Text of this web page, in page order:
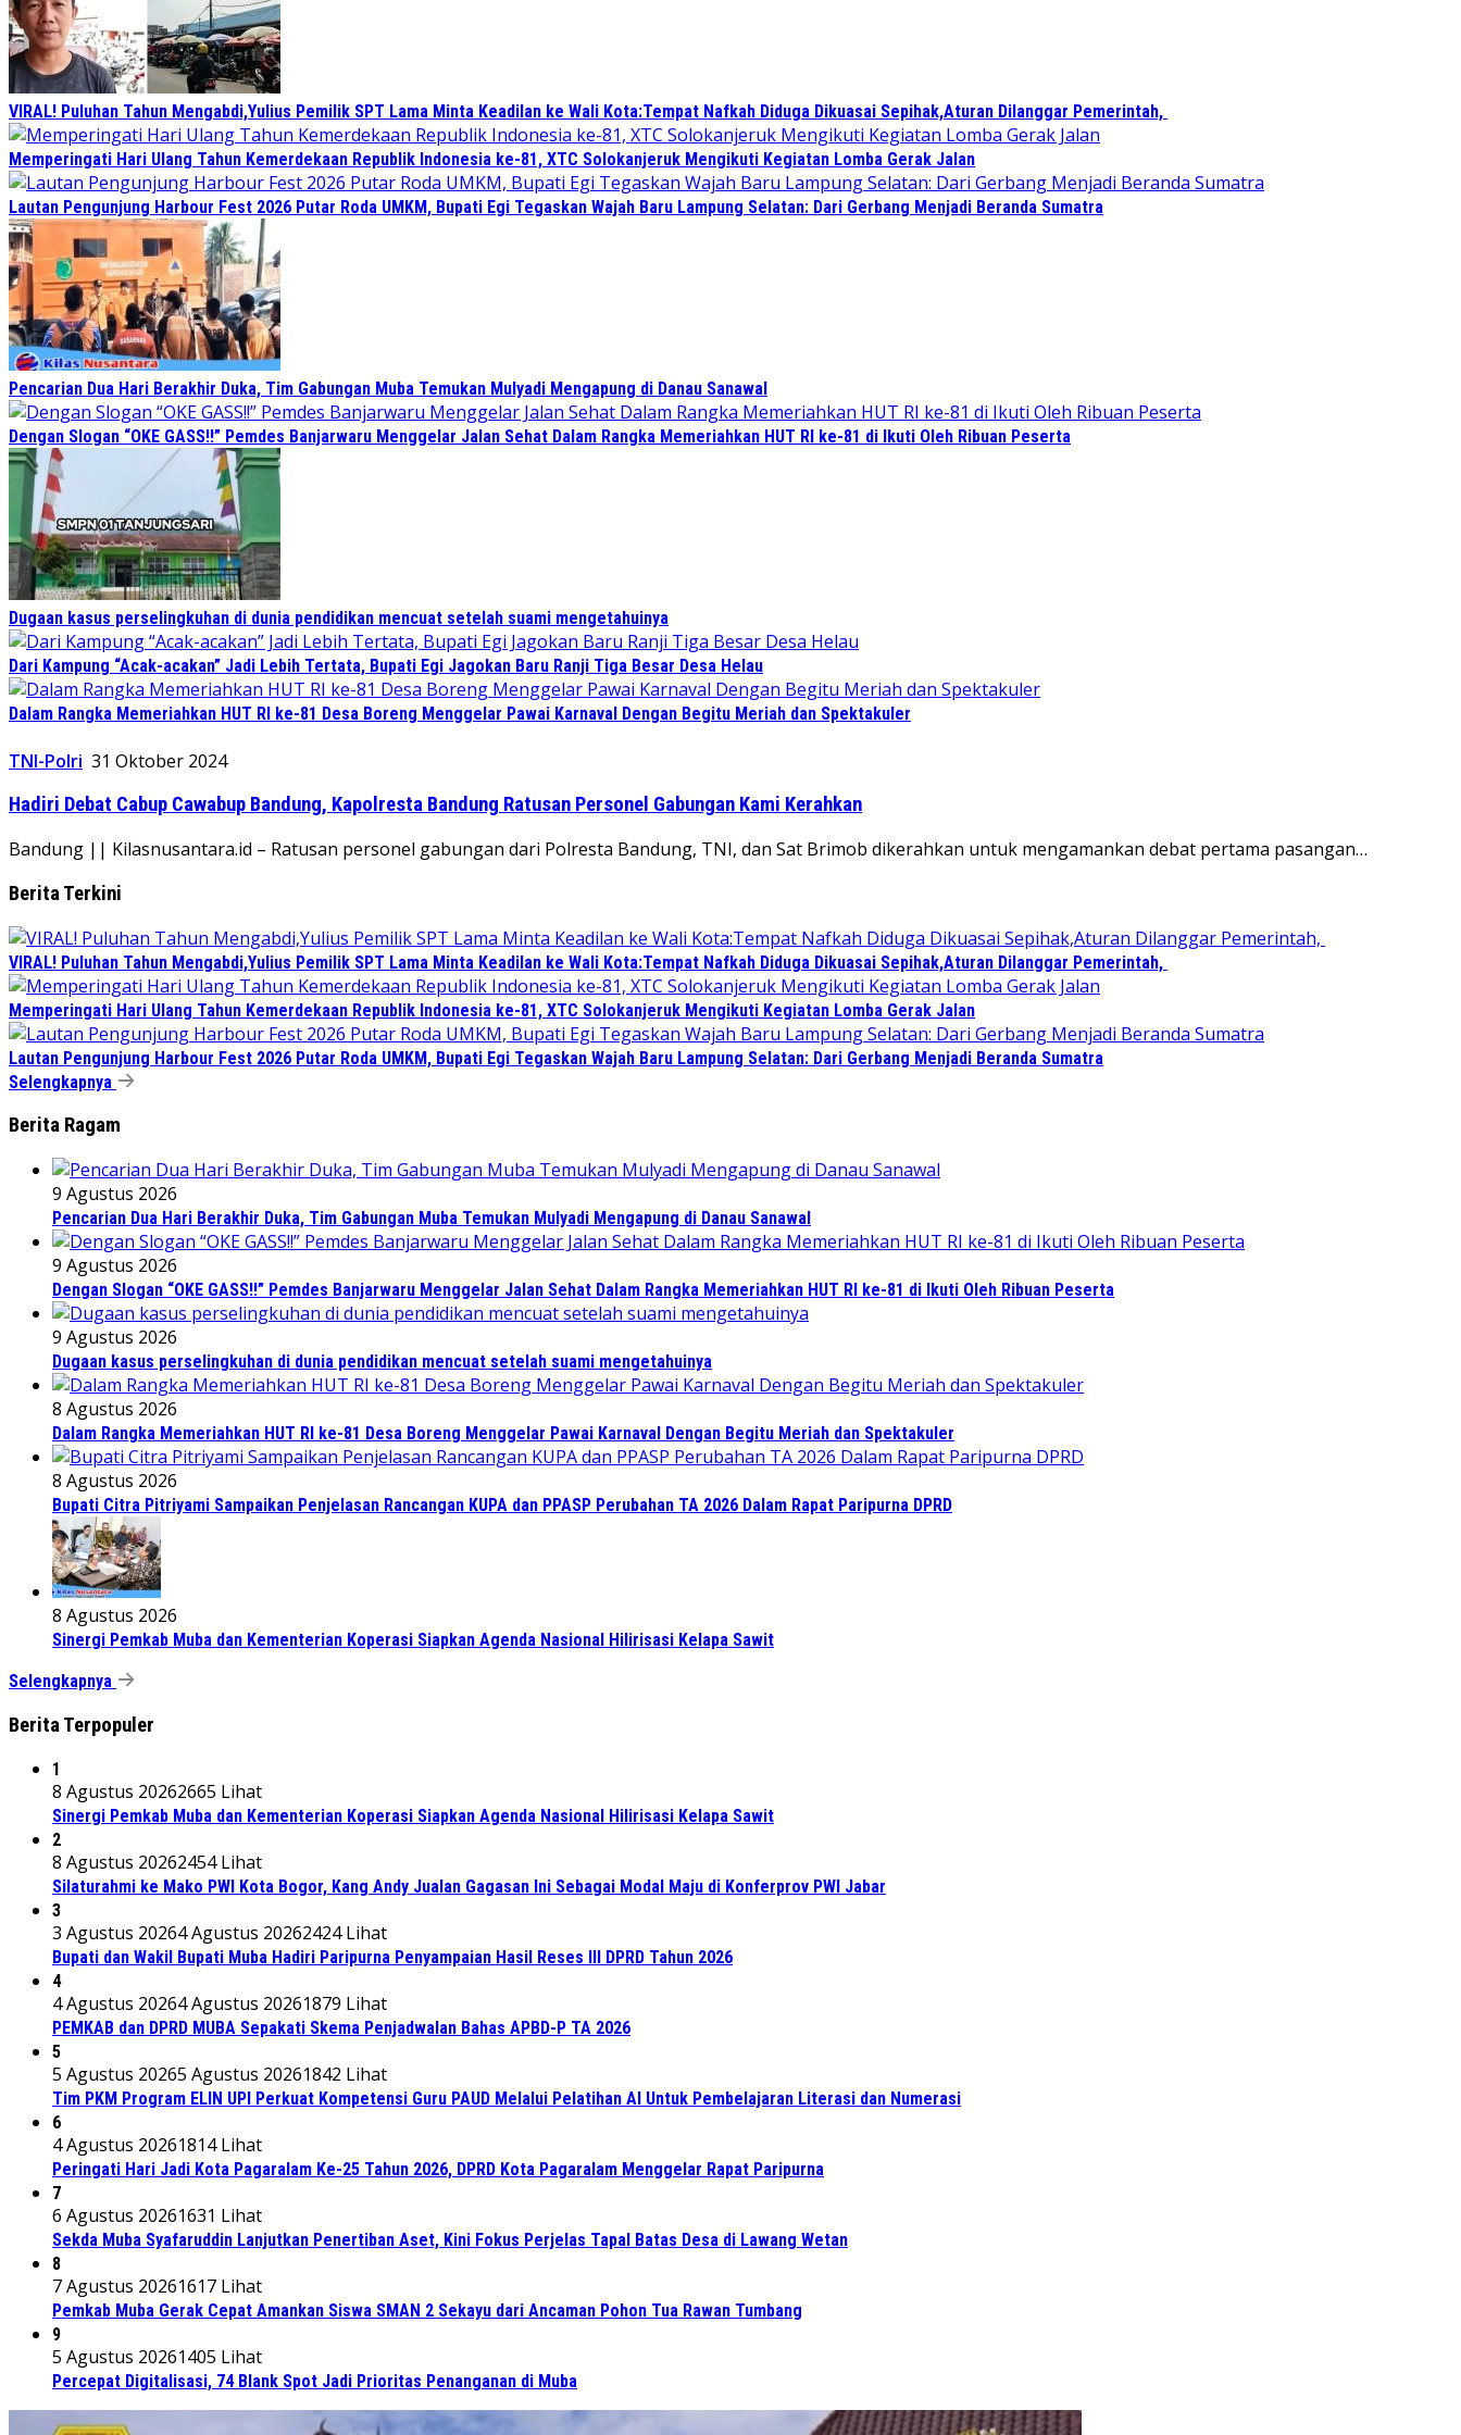
VIRAL! Puluhan Tahun Mengabdi,Yulius Pemilik SPT Lama Minta Keadilan ke Wali Kota:Tempat Nafkah Diduga Dikuasai Sepihak,Aturan Dilanggar Pemerintah,
Memperingati Hari Ulang Tahun Kemerdekaan Republik Indonesia ke-81, XTC Solokanjeruk Mengikuti Kegiatan Lomba Gerak Jalan
Lautan Pengunjung Harbour Fest 2026 Putar Roda UMKM, Bupati Egi Tegaskan Wajah Baru Lampung Selatan: Dari Gerbang Menjadi Beranda Sumatra
Pencarian Dua Hari Berakhir Duka, Tim Gabungan Muba Temukan Mulyadi Mengapung di Danau Sanawal
Dengan Slogan “OKE GASS!!” Pemdes Banjarwaru Menggelar Jalan Sehat Dalam Rangka Memeriahkan HUT RI ke-81 di Ikuti Oleh Ribuan Peserta
Dugaan kasus perselingkuhan di dunia pendidikan mencuat setelah suami mengetahuinya
Dari Kampung “Acak-acakan” Jadi Lebih Tertata, Bupati Egi Jagokan Baru Ranji Tiga Besar Desa Helau
Dalam Rangka Memeriahkan HUT RI ke-81 Desa Boreng Menggelar Pawai Karnaval Dengan Begitu Meriah dan Spektakuler
TNI-Polri 31 Oktober 2024
Hadiri Debat Cabup Cawabup Bandung, Kapolresta Bandung Ratusan Personel Gabungan Kami Kerahkan
Bandung || Kilasnusantara.id – Ratusan personel gabungan dari Polresta Bandung, TNI, dan Sat Brimob dikerahkan untuk mengamankan debat pertama pasangan…
Berita Terkini
VIRAL! Puluhan Tahun Mengabdi,Yulius Pemilik SPT Lama Minta Keadilan ke Wali Kota:Tempat Nafkah Diduga Dikuasai Sepihak,Aturan Dilanggar Pemerintah,
Memperingati Hari Ulang Tahun Kemerdekaan Republik Indonesia ke-81, XTC Solokanjeruk Mengikuti Kegiatan Lomba Gerak Jalan
Lautan Pengunjung Harbour Fest 2026 Putar Roda UMKM, Bupati Egi Tegaskan Wajah Baru Lampung Selatan: Dari Gerbang Menjadi Beranda Sumatra
Selengkapnya
Berita Ragam
9 Agustus 2026
Pencarian Dua Hari Berakhir Duka, Tim Gabungan Muba Temukan Mulyadi Mengapung di Danau Sanawal
9 Agustus 2026
Dengan Slogan “OKE GASS!!” Pemdes Banjarwaru Menggelar Jalan Sehat Dalam Rangka Memeriahkan HUT RI ke-81 di Ikuti Oleh Ribuan Peserta
9 Agustus 2026
Dugaan kasus perselingkuhan di dunia pendidikan mencuat setelah suami mengetahuinya
8 Agustus 2026
Dalam Rangka Memeriahkan HUT RI ke-81 Desa Boreng Menggelar Pawai Karnaval Dengan Begitu Meriah dan Spektakuler
8 Agustus 2026
Bupati Citra Pitriyami Sampaikan Penjelasan Rancangan KUPA dan PPASP Perubahan TA 2026 Dalam Rapat Paripurna DPRD
8 Agustus 2026
Sinergi Pemkab Muba dan Kementerian Koperasi Siapkan Agenda Nasional Hilirisasi Kelapa Sawit
Selengkapnya
Berita Terpopuler
1
8 Agustus 20262665 Lihat
Sinergi Pemkab Muba dan Kementerian Koperasi Siapkan Agenda Nasional Hilirisasi Kelapa Sawit
2
8 Agustus 20262454 Lihat
Silaturahmi ke Mako PWI Kota Bogor, Kang Andy Jualan Gagasan Ini Sebagai Modal Maju di Konferprov PWI Jabar
3
3 Agustus 20264 Agustus 20262424 Lihat
Bupati dan Wakil Bupati Muba Hadiri Paripurna Penyampaian Hasil Reses III DPRD Tahun 2026
4
4 Agustus 20264 Agustus 20261879 Lihat
PEMKAB dan DPRD MUBA Sepakati Skema Penjadwalan Bahas APBD-P TA 2026
5
5 Agustus 20265 Agustus 20261842 Lihat
Tim PKM Program ELIN UPI Perkuat Kompetensi Guru PAUD Melalui Pelatihan AI Untuk Pembelajaran Literasi dan Numerasi
6
4 Agustus 20261814 Lihat
Peringati Hari Jadi Kota Pagaralam Ke-25 Tahun 2026, DPRD Kota Pagaralam Menggelar Rapat Paripurna
7
6 Agustus 20261631 Lihat
Sekda Muba Syafaruddin Lanjutkan Penertiban Aset, Kini Fokus Perjelas Tapal Batas Desa di Lawang Wetan
8
7 Agustus 20261617 Lihat
Pemkab Muba Gerak Cepat Amankan Siswa SMAN 2 Sekayu dari Ancaman Pohon Tua Rawan Tumbang
9
5 Agustus 20261405 Lihat
Percepat Digitalisasi, 74 Blank Spot Jadi Prioritas Penanganan di Muba